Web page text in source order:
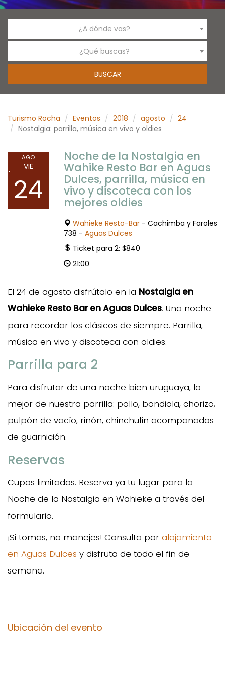
¿A dónde vas?
¿Qué buscas?
Turismo Rocha Eventos 2018 agosto
24
Nostalgia: parrilla, música en vivo y oldies
AGO
VIE
24
Noche de la Nostalgia en
Wahike Resto Bar en Aguas
Dulces, parrilla, música en
vivo y discoteca con los
mejores oldies
Wahieke Resto-Bar - Cachimba y Faroles
738 - Aguas Dulces
Ticket para 2: $840
21:00
El 24 de agosto disfrútalo en la Nostalgia en
Wahieke Resto Bar en Aguas Dulces. Una noche
para recordar los clásicos de siempre. Parrilla,
música en vivo y discoteca con oldies.
Parrilla para 2
Para disfrutar de una noche bien uruguaya, lo
mejor de nuestra parrilla: pollo, bondiola, chorizo,
pulpón de vacío, riñón, chinchulín acompañados
de guarnición.
Reservas
Cupos limitados. Reserva ya tu lugar para la
Noche de la Nostalgia en Wahieke a través del
formulario.
¡Si tomas, no manejes! Consulta por alojamiento
en Aguas Dulces y disfruta de todo el fin de
semana.
Ubicación del evento